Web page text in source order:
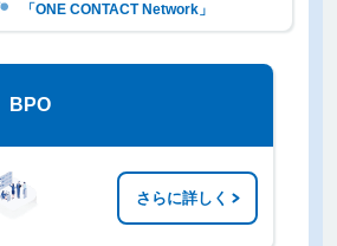
「ONE CONTACT Network」
BPO
さらに詳しく